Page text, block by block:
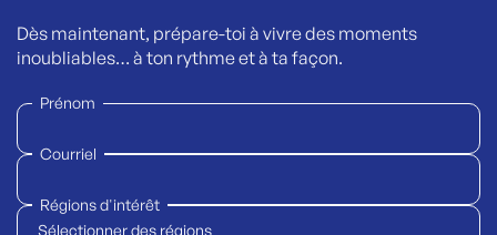
Dès maintenant, prépare-toi à vivre des moments
inoubliables… à ton rythme et à ta façon.
Prénom
Courriel
Régions d'intérêt
Sélectionner des régions